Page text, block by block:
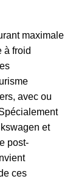
maximale
à froid
avec ou
et
post-
ces